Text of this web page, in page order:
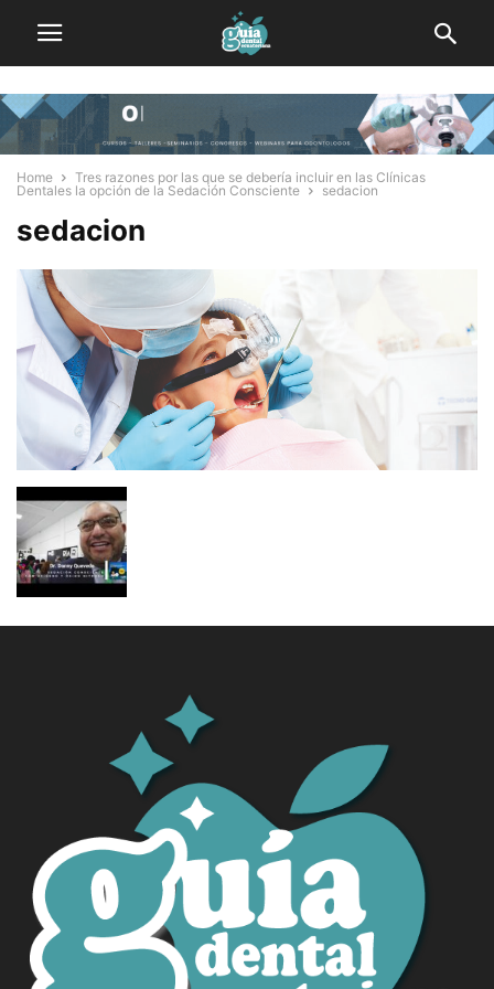
Home
Tres razones por las que se debería incluir en las Clínicas
Dentales la opción de la Sedación Consciente
sedacion
sedacion